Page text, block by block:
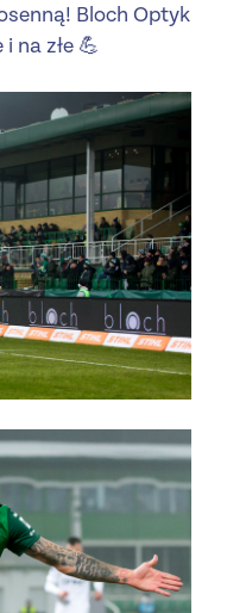
Bloch Optyk
na złe 💪